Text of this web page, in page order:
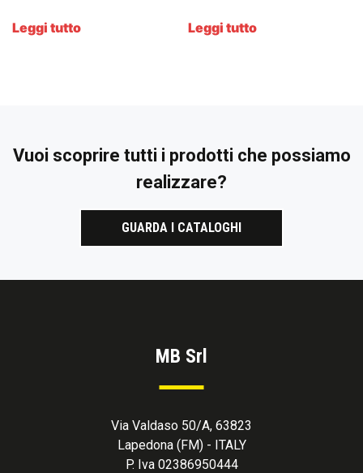
Leggi tutto Leggi tutto
Vuoi scoprire tutti i prodotti che possiamo
realizzare?
GUARDA I CATALOGHI
MB Srl
Via Valdaso 50/A, 63823
Lapedona (FM) - ITALY
P. Iva 02386950444